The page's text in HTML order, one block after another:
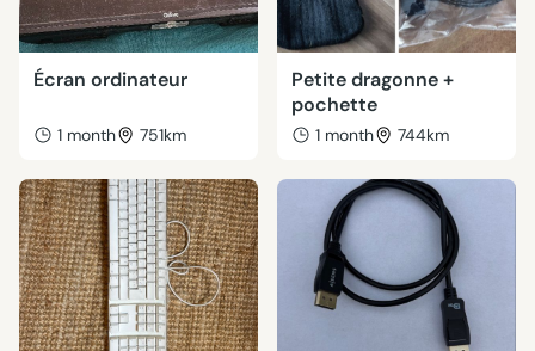
Écran ordinateur
1 month 751km
Petite dragonne +
pochette
1 month 744km